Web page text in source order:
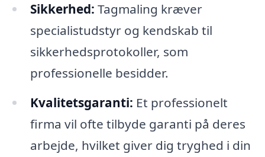
Sikkerhed: Tagmaling kræver
specialistudstyr og kendskab til
sikkerhedsprotokoller, som
professionelle besidder.
Kvalitetsgaranti: Et professionelt
firma vil ofte tilbyde garanti på deres
arbejde, hvilket giver dig tryghed i din